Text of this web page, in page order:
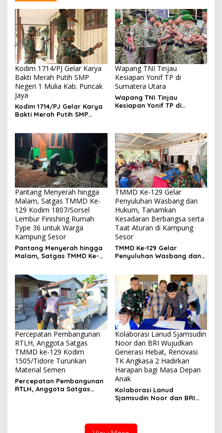
Kodim 1714/PJ Gelar Karya
Bakti Merah Putih SMP
Negeri 1 Mulia Kab. Puncak
Jaya
Kodim 1714/PJ Gelar Karya
Bakti Merah Putih SMP
Wapang TNI Tinjau
Kesiapan Yonif TP di
Sumatera Utara
Wapang TNI Tinjau
Kesiapan Yonif TP di
Pantang Menyerah hingga
Malam, Satgas TMMD Ke-
129 Kodim 1807/Sorsel
Lembur Finishing Rumah
Type 36 untuk Warga
Kampung Sesor
Pantang Menyerah hingga
Malam, Satgas TMMD Ke-
Type 36 untuk Warga
Kampung Sesor
TMMD Ke-129 Gelar
Penyuluhan Wasbang dan
Hukum, Tanamkan
Kesadaran Berbangsa serta
Taat Aturan di Kampung
Sesor
TMMD Ke-129 Gelar
Penyuluhan Wasbang dan
serta Taat Aturan di
Kampung Sesor
Percepatan Pembangunan
RTLH, Anggota Satgas
TMMD ke-129 Kodim
1505/Tidore Turunkan
Material Semen
Percepatan Pembangunan
RTLH, Anggota Satgas
Kolaborasi Lanud Sjamsudin
Noor dan BRI Wujudkan
Generasi Hebat, Renovasi
TK Angkasa 2 Hadirkan
Harapan bagi Masa Depan
Anak
Kolaborasi Lanud
Sjamsudin Noor dan BRI
Masa Depan Anak